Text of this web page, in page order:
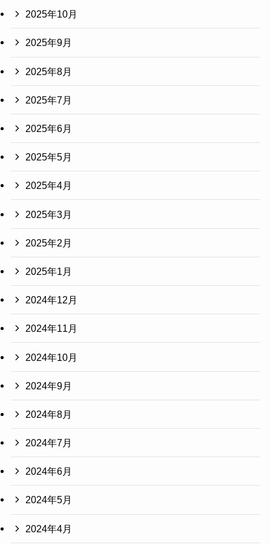
2025年10月
2025年9月
2025年8月
2025年7月
2025年6月
2025年5月
2025年4月
2025年3月
2025年2月
2025年1月
2024年12月
2024年11月
2024年10月
2024年9月
2024年8月
2024年7月
2024年6月
2024年5月
2024年4月